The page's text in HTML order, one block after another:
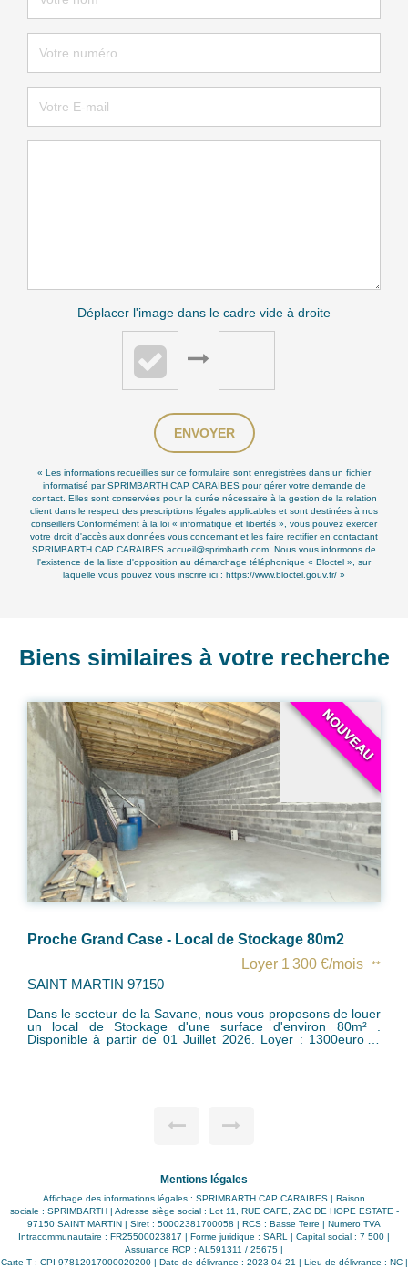
Déplacer l'image dans le cadre vide à droite
ENVOYER
« Les informations recueillies sur ce formulaire sont enregistrées dans un fichier
informatisé par SPRIMBARTH CAP CARAIBES pour gérer votre demande de
contact. Elles sont conservées pour la durée nécessaire à la gestion de la relation
client dans le respect des prescriptions légales applicables et sont destinées à nos
conseillers Conformément à la loi « informatique et libertés », vous pouvez exercer
votre droit d'accès aux données vous concernant et les faire rectifier en contactant
SPRIMBARTH CAP CARAIBES accueil@sprimbarth.com. Nous vous informons de
l'existence de la liste d'opposition au démarchage téléphonique « Bloctel », sur
laquelle vous pouvez vous inscrire ici : https://www.bloctel.gouv.fr/ »
Biens similaires à votre recherche
de louer
80m² .
Hope Estate - Bureau 40m²
Loyer 950 €/
SAINT MARTIN 97150
Dans le secteur de Hope Estate, pôle
incontournable de Saint-Martin, à louer un local
ou bureau de 40m² au 1er étage d'un bâtiment
Mentions légales
Affichage des informations légales : SPRIMBARTH CAP CARAIBES | Raison
sociale : SPRIMBARTH | Adresse siège social : Lot 11, RUE CAFE, ZAC DE HOPE ESTATE -
97150 SAINT MARTIN | Siret : 50002381700058 | RCS : Basse Terre | Numero TVA
Intracommunautaire : FR25500023817 | Forme juridique : SARL | Capital social : 7 500 |
Assurance RCP : AL591311 / 25675 |
Carte T : CPI 97812017000020200 | Date de délivrance : 2023-04-21 | Lieu de délivrance : NC |